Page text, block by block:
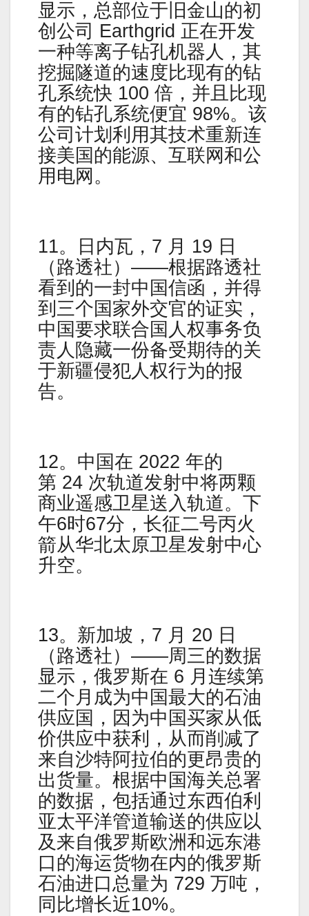
显示，总部位于旧金山的初
创公司 Earthgrid 正在开发
一种等离子钻孔机器人，其
挖掘隧道的速度比现有的钻
孔系统快 100 倍，并且比现
有的钻孔系统便宜 98%。该
公司计划利用其技术重新连
接美国的能源、互联网和公
用电网。
11。日内瓦，7 月 19 日
（路透社）——根据路透社
看到的一封中国信函，并得
到三个国家外交官的证实，
中国要求联合国人权事务负
责人隐藏一份备受期待的关
于新疆侵犯人权行为的报
告。
12。中国在 2022 年的
第 24 次轨道发射中将两颗
商业遥感卫星送入轨道。下
午6时67分，长征二号丙火
箭从华北太原卫星发射中心
升空。
13。新加坡，7 月 20 日
（路透社）——周三的数据
显示，俄罗斯在 6 月连续第
二个月成为中国最大的石油
供应国，因为中国买家从低
价供应中获利，从而削减了
来自沙特阿拉伯的更昂贵的
出货量。根据中国海关总署
的数据，包括通过东西伯利
亚太平洋管道输送的供应以
及来自俄罗斯欧洲和远东港
口的海运货物在内的俄罗斯
石油进口总量为 729 万吨，
同比增长近10%。